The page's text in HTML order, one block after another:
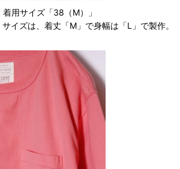
用サイズ「38（M）」
イズは、着丈「M」で身幅は「L」で製作。